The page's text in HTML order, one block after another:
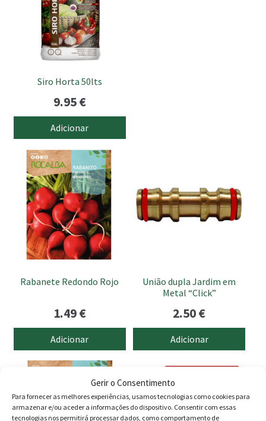
Gerir o Consentimento
Para fornecer as melhores experiências, usamos tecnologias como cookies para
armazenar e/ou aceder a informações do dispositivo. Consentir com essas
tecnologias nos permitirá processar dados, como comportamento de
Siro Horta 50lts
9.95€
Adicionar
Rabanete Redondo Rojo
1.49€
Adicionar
União dupla Jardim em
Metal “Click”
2.50€
Adicionar